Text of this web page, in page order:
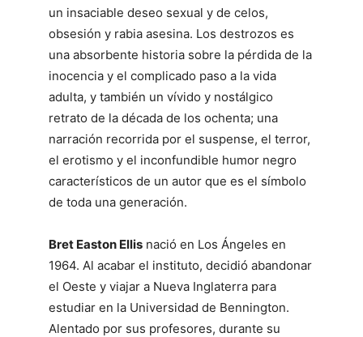
un insaciable deseo sexual y de celos,
obsesión y rabia asesina. Los destrozos es
una absorbente historia sobre la pérdida de la
inocencia y el complicado paso a la vida
adulta, y también un vívido y nostálgico
retrato de la década de los ochenta; una
narración recorrida por el suspense, el terror,
el erotismo y el inconfundible humor negro
característicos de un autor que es el símbolo
de toda una generación.
Bret Easton Ellis nació en Los Ángeles en
1964. Al acabar el instituto, decidió abandonar
el Oeste y viajar a Nueva Inglaterra para
estudiar en la Universidad de Bennington.
Alentado por sus profesores, durante su